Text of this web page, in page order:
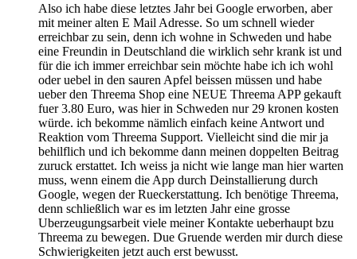
Also ich habe diese letztes Jahr bei Google erworben, aber
mit meiner alten E Mail Adresse. So um schnell wieder
erreichbar zu sein, denn ich wohne in Schweden und habe
eine Freundin in Deutschland die wirklich sehr krank ist und
für die ich immer erreichbar sein möchte habe ich ich wohl
oder uebel in den sauren Apfel beissen müssen und habe
ueber den Threema Shop eine NEUE Threema APP gekauft
fuer 3.80 Euro, was hier in Schweden nur 29 kronen kosten
würde. ich bekomme nämlich einfach keine Antwort und
Reaktion vom Threema Support. Vielleicht sind die mir ja
behilflich und ich bekomme dann meinen doppelten Beitrag
zuruck erstattet. Ich weiss ja nicht wie lange man hier warten
muss, wenn einem die App durch Deinstallierung durch
Google, wegen der Rueckerstattung. Ich benötige Threema,
denn schließlich war es im letzten Jahr eine grosse
Uberzeugungsarbeit viele meiner Kontakte ueberhaupt bzu
Threema zu bewegen. Due Gruende werden mir durch diese
Schwierigkeiten jetzt auch erst bewusst.